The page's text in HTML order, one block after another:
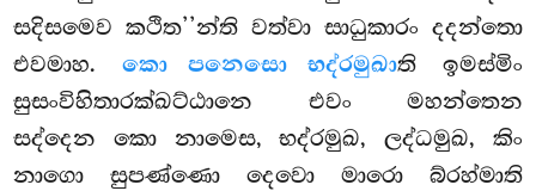
සදිසමෙව කථිත’’න්ති වත්වා සාධුකාරං දදන්තො
එවමාහ.කො පනෙසො භද්රමුඛාති ඉමස්මිං
සුසංවිහිතාරක්ඛට්ඨානෙ එවං මහන්තෙන
සද්දෙන කො නාමෙස, භද්රමුඛ, ලද්ධමුඛ, කිං
නාගො සුපණ්ණො දෙවො මාරො බ්රහ්මාති